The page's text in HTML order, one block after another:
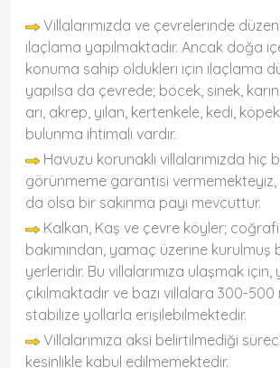
Villalarımızda ve çevrelerinde
ilaçlama yapılmaktadır. Ancak doğa
konuma sahip olduklerı için ilaçlama
yapılsa da çevrede; böcek, sinek,
arı, akrep, yılan, kertenkele, kedi,
bulunma ihtimali vardır.
Havuzu korunaklı villalarımızda hiç
görünmeme garantisi
da olsa bir sakınma payı mevcuttur.
Kalkan, Kaş ve çevre köyler; coğrafi
bakımından, yamaç üzerine kurulmuş
yerleridir. Bu villalarımıza ulaşmak için,
çıkılmaktadır ve bazı villalara 300-
stabilize yollarla erişilebilmektedir.
Villalarımıza aksi belirtilmediği
kesinlikle kabul edilmemektedir.